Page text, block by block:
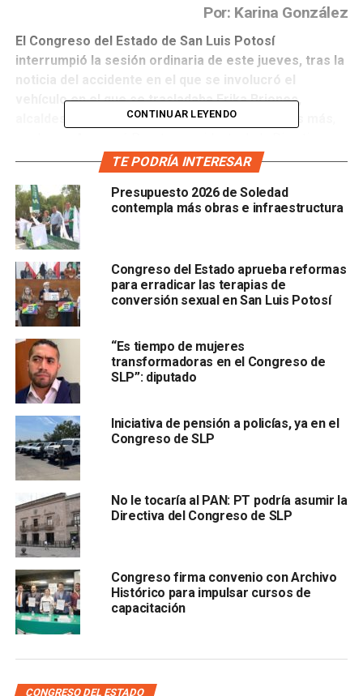
Por: Karina González
El Congreso del Estado de San Luis Potosí
interrumpió la sesión ordinaria de este jueves, tras la
noticia del accidente en el que se involucró el
vehículo en el que se trasladabaErika Briones,
lcaldesa de Villa de Reyes, y tres compañeros más
solicitó un receso para confirmar los datos.
Al reanudar la sesión y tras la confirmación del
fallecimiento de la alcaldesa de Villa de Reyes, en el
accidente automovilístico,la presidenta de la Directiva
solicitó guardar un minuto de silencio por el descanso
de la alcaldesa y sus tres acompañantes
.
“La LXIII Legislatura y el Congreso del Estado expresa
a toda su familia nuestra solidaridad y nuestro más
sentido pésame. A la vez que formulamos votos para
que los deudos encuentren pronto consuelo
También lee:
Erika Briones, alcaldesa de Villa de Reyes,
murió esta mañana
ARTÍCULOS RELACIONADOS:
ERIKA BRIONES PÉREZ
CONTINUAR LEYENDO
TE PODRÍA INTERESAR
Presupuesto 2026 de Soledad
contempla más obras e infraestructura
Congreso del Estado aprueba reformas
para erradicar las terapias de
conversión sexual en San Luis Potosí
“Es tiempo de mujeres
transformadoras en el Congreso de
SLP”: diputado
Iniciativa de pensión a policías, ya en el
Congreso de SLP
No le tocaría al PAN: PT podría asumir la
Directiva del Congreso de SLP
Congreso firma convenio con Archivo
Histórico para impulsar cursos de
capacitación
CONGRESO DEL ESTADO